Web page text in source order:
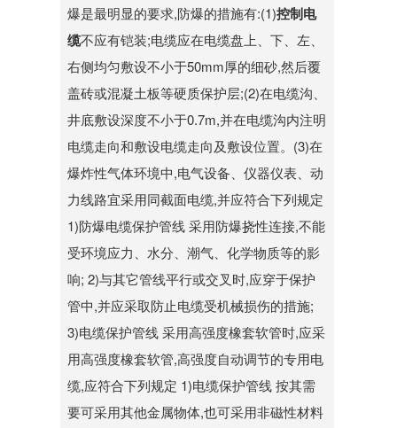
爆是最明显的要求,防爆的措施有:(1)控制电
缆不应有铠装;电缆应在电缆盘上、下、左、
右侧均匀敷设不小于50mm厚的细砂,然后覆
盖砖或混凝土板等硬质保护层;(2)在电缆沟、
井底敷设深度不小于0.7m,并在电缆沟内注明
电缆走向和敷设电缆走向及敷设位置。(3)在
爆炸性气体环境中,电气设备、仪器仪表、动
力线路宜采用同截面电缆,并应符合下列规定
1)防爆电缆保护管线 采用防爆挠性连接,不能
受环境应力、水分、潮气、化学物质等的影
响; 2)与其它管线平行或交叉时,应穿于保护
管中,并应采取防止电缆受机械损伤的措施;
3)电缆保护管线 采用高强度橡套软管时,应采
用高强度橡套软管,高强度自动调节的专用电
缆,应符合下列规定 1)电缆保护管线 按其需
要可采用其他金属物体,也可采用非磁性材料